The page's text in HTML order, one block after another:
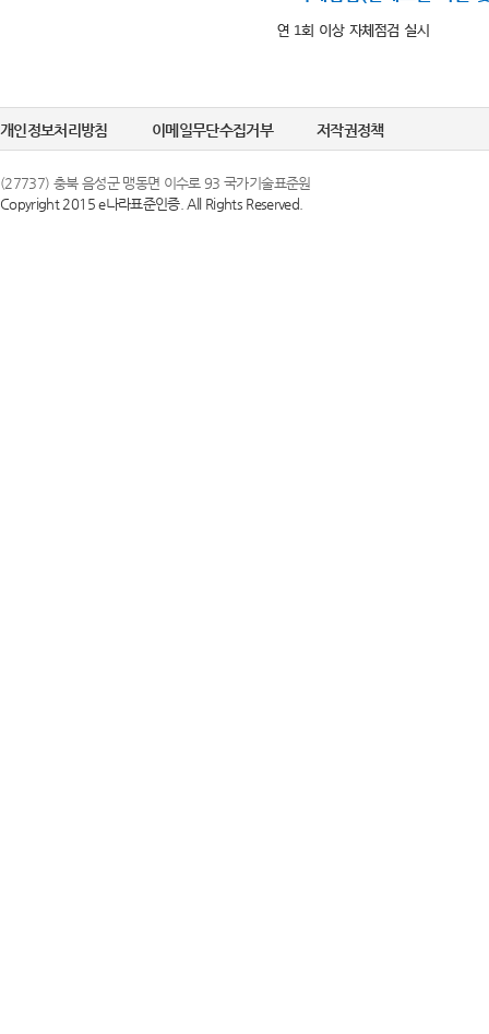
개인정보처리방침 이메일무단수집거부 저작권정책
(27737) 충북 음성군 맹동면 이수로 93 국가기술표준원
Copyright 2015 e나라표준인증. All Rights Reserved.